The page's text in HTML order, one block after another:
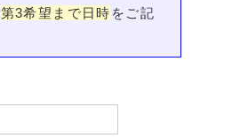
第3希望まで日時 をご記